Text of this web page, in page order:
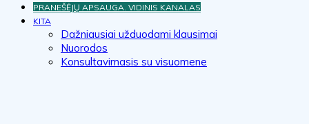
PRANEŠĖJŲ APSAUGA. VIDINIS KANALAS
KITA
Dažniausiai užduodami klausimai
Nuorodos
Konsultavimasis su visuomene